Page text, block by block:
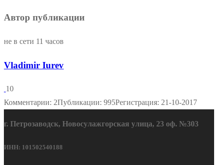
Автор публикации
не в сети 11 часов
Vladimir Iurev
10
Комментарии: 2Публикации: 995Регистрация: 21-10-2017
г. Петрозаводск, Новосулажгорская улица, 23 оф. №303
ИНН: 101502540188